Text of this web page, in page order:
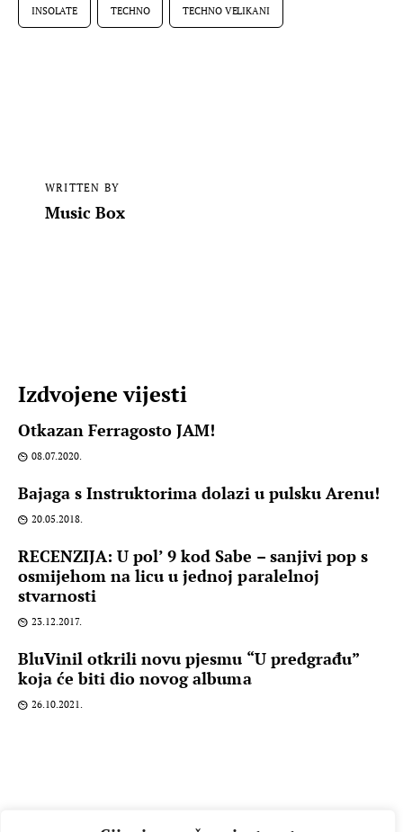
INSOLATE TECHNO TECHNO VELIKANI
WRITTEN BY
Music Box
Izdvojene vijesti
Otkazan Ferragosto JAM!
08.07.2020.
Bajaga s Instruktorima dolazi u pulsku Arenu!
20.05.2018.
RECENZIJA: U pol’ 9 kod Sabe – sanjivi pop s
osmijehom na licu u jednoj paralelnoj
stvarnosti
23.12.2017.
BluVinil otkrili novu pjesmu “U predgrađu”
koja će biti dio novog albuma
26.10.2021.